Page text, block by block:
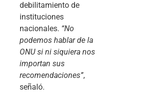
debilitamiento de
instituciones
nacionales. “No
podemos hablar de la
ONU si ni siquiera nos
importan sus
recomendaciones”,
señaló.